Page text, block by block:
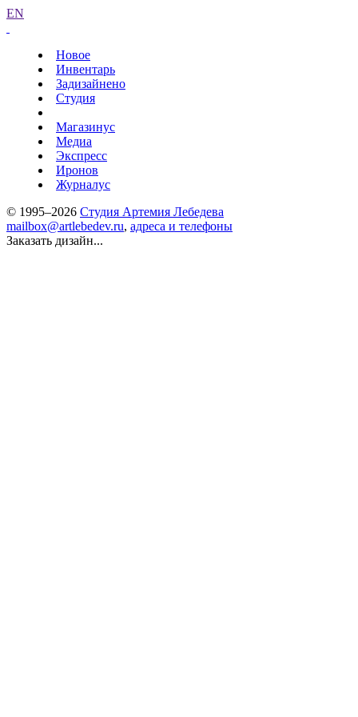
EN
Новое
Инвентарь
Задизайнено
Студия
Магазинус
Медиа
Экспресс
Иронов
Журналус
© 1995–2026 Студия Артемия Лебедева
mailbox@artlebedev.ru, адреса и телефоны
Заказать дизайн...